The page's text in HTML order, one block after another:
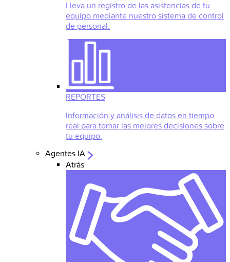
Lleva un registro de las asistencias de tu
equipo mediante nuestro sistema de control
de personal.
REPORTES
Información y análisis de datos en tiempo
real para tomar las mejores decisiones sobre
tu equipo.
Agentes IA
Atrás